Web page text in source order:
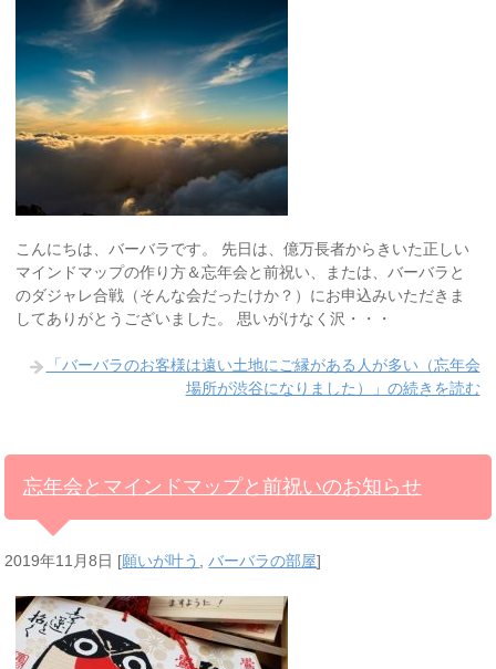
こんにちは、バーバラです。 先日は、億万長者からきいた正しい
マインドマップの作り方＆忘年会と前祝い、または、バーバラと
のダジャレ合戦（そんな会だったけか？）にお申込みいただきま
してありがとうございました。 思いがけなく沢・・・
「バーバラのお客様は遠い土地にご縁がある人が多い（忘年会
場所が渋谷になりました）」の続きを読む
忘年会とマインドマップと前祝いのお知らせ
2019年11月8日 [願いが叶う ,バーバラの部屋]